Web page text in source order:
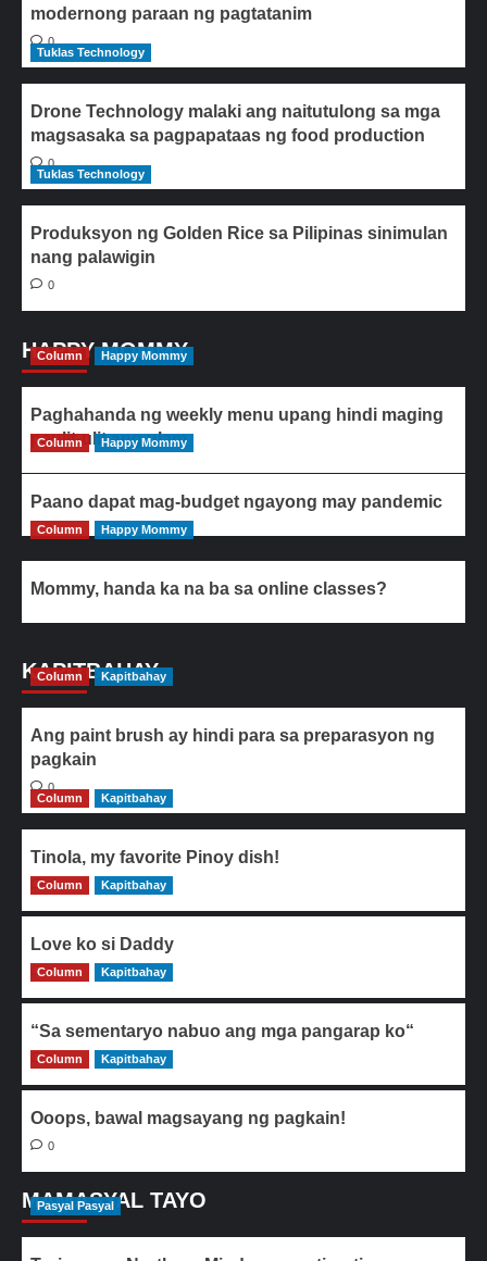
modernong paraan ng pagtatanim
0
Tuklas Technology
Drone Technology malaki ang naitutulong sa mga
magsasaka sa pagpapataas ng food production
0
Tuklas Technology
Produksyon ng Golden Rice sa Pilipinas sinimulan
nang palawigin
0
HAPPY MOMMY
Column Happy Mommy
Paghahanda ng weekly menu upang hindi maging
paulit-ulit ang ulam
Column Happy Mommy
Paano dapat mag-budget ngayong may pandemic
Column Happy Mommy
Mommy, handa ka na ba sa online classes?
KAPITBAHAY
Column Kapitbahay
Ang paint brush ay hindi para sa preparasyon ng
pagkain
0
Column
Kapitbahay
Tinola, my favorite Pinoy dish!
0
Column Kapitbahay
Love ko si Daddy
0
Column Kapitbahay
“Sa sementaryo nabuo ang mga pangarap ko“
0
Column Kapitbahay
Ooops, bawal magsayang ng pagkain!
0
MAMASYAL TAYO
Pasyal Pasyal